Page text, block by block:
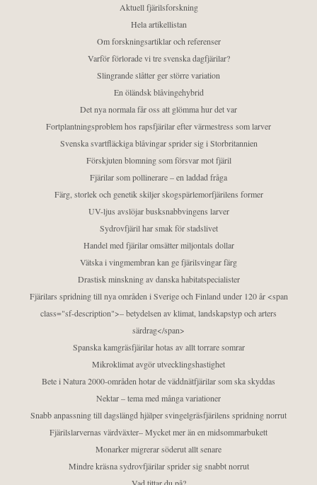
Aktuell fjärilsforskning
Hela artikellistan
Om forskningsartiklar och referenser
Varför förlorade vi tre svenska dagfjärilar?
Slingrande slåtter ger större variation
En öländsk blåvingehybrid
Det nya normala får oss att glömma hur det var
Fortplantningsproblem hos rapsfjärilar efter värmestress som larver
Svenska svartfläckiga blåvingar sprider sig i Storbritannien
Förskjuten blomning som försvar mot fjäril
Fjärilar som pollinerare – en laddad fråga
Färg, storlek och genetik skiljer skogspärlemorfjärilens former
UV-ljus avslöjar busksnabbvingens larver
Sydrovfjäril har smak för stadslivet
Handel med fjärilar omsätter miljontals dollar
Vätska i vingmembran kan ge fjärilsvingar färg
Drastisk minskning av danska habitatspecialister
Fjärilars spridning till nya områden i Sverige och Finland under 120 år <span
class="sf-description">– betydelsen av klimat, landskapstyp och arters
särdrag</span>
Spanska kamgräsfjärilar hotas av allt torrare somrar
Mikroklimat avgör utvecklingshastighet
Bete i Natura 2000-områden hotar de väddnätfjärilar som ska skyddas
Nektar – tema med många variationer
Snabb anpassning till dagslängd hjälper svingelgräsfjärilens spridning norrut
Fjärilslarvernas värdväxter– Mycket mer än en midsommarbukett
Monarker migrerar söderut allt senare
Mindre kräsna sydrovfjärilar sprider sig snabbt norrut